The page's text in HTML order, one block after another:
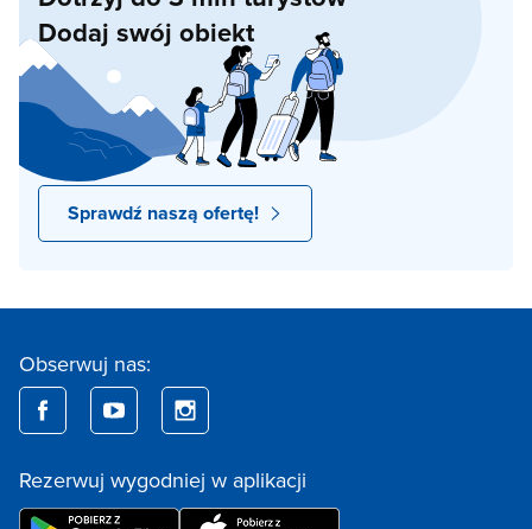
Dodaj swój obiekt
Sprawdź naszą ofertę!
Obserwuj nas:
Rezerwuj wygodniej w aplikacji